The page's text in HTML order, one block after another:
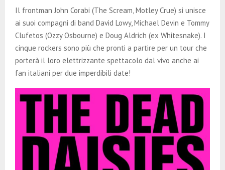
Il frontman John Corabi (The Scream, Motley Crue) si unisce
ai suoi compagni di band David Lowy, Michael Devin e Tommy
Clufetos (Ozzy Osbourne) e Doug Aldrich (ex Whitesnake). I
cinque rockers sono più che pronti a partire per un tour che
porterà il loro elettrizzante spettacolo dal vivo anche ai
fan italiani per due imperdibili date!